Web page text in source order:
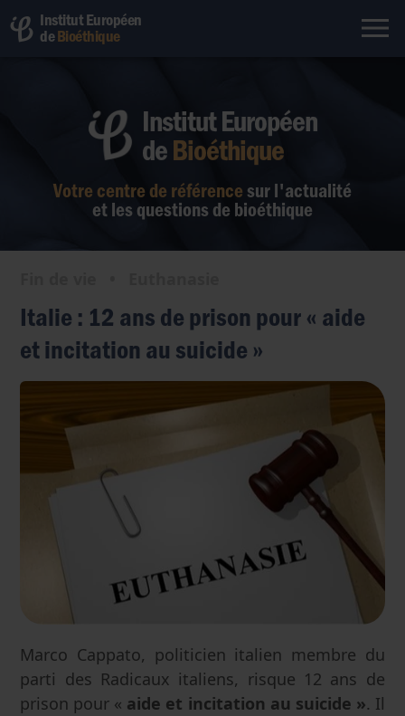
Institut Européen
deBioéthique
Votre centre de référence sur l'actualité
et les questions de bioéthique
Institut Européen
deBioéthique
Italie : 12 ans de prison pour « aide
et incitation au suicide »
Marco Cappato, politicien italien membre du
parti des Radicaux italiens, risque 12 ans de
prison pour « aide et incitation au suicide ». Il